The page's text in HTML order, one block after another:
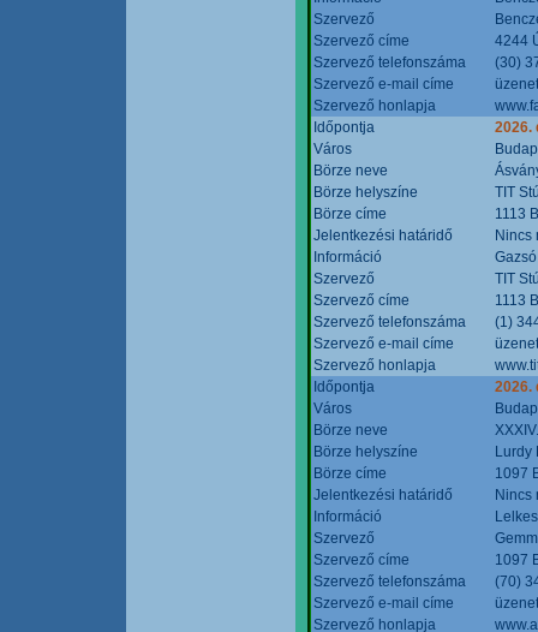
Szervező
Szervező címe
4244
Szervező telefonszáma
(30)
Szervező e-mail címe
Szervező honlapja
Időpontja
2026.
Város
Börze neve
Börze helyszíne
TIT
Börze címe
1113
Jelentkezési határidő
Nincs
Információ
Szervező
TIT
Szervező címe
1113
Szervező telefonszáma
(1)
Szervező e-mail címe
Szervező honlapja
Időpontja
2026.
Város
Börze neve
Börze helyszíne
Lurdy
Börze címe
1097
Jelentkezési határidő
Nincs
Információ
Szervező
Szervező címe
1097
Szervező telefonszáma
(70)
Szervező e-mail címe
Szervező honlapja